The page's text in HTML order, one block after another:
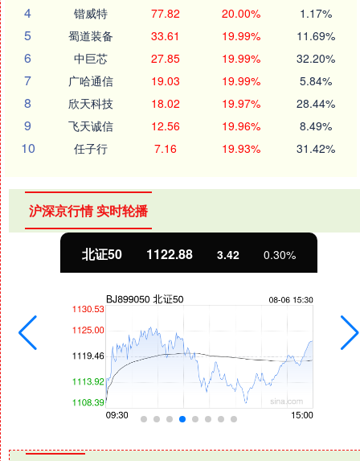
4 锴威特 77.82 20.00% 1.17%
5 蜀道装备 33.61 19.99% 11.69%
6 中巨芯 27.85 19.99% 32.20%
7 广哈通信 19.03 19.99% 5.84%
8 欣天科技 18.02 19.97% 28.44%
9 飞天诚信 12.56 19.96% 8.49%
10 任子行 7.16 19.93% 31.42%
沪深京行情 实时轮播
北证50 1122.88 3.42 0.30%